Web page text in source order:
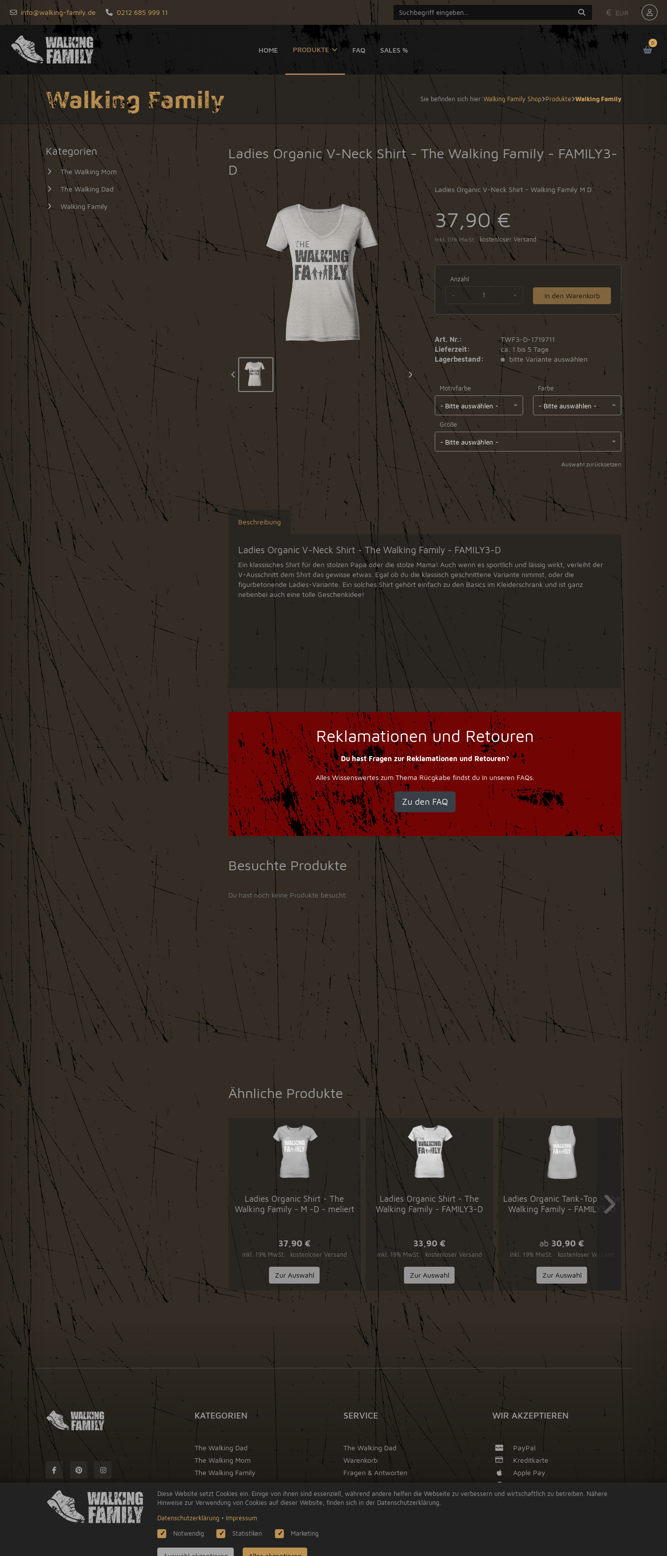
info@walking-family.de 0212 685 999 11 € EUR
HOME PRODUKTE FAQ SALES %
0
Walking Family Sie befinden sich hier:Walking Family Shop Produkte Walking Family
Kategorien
The Walking Mom
The Walking Dad
Walking Family
Ladies Organic V-Neck Shirt - The Walking Family - FAMILY3-
D
Ladies Organic V-Neck Shirt - Walking Family M D
37,90 €
inkl. 19% MwSt. kostenloser Versand
Anzahl
- + In den Warenkorb
Art. Nr.:
TWF3-D-1719711
Lieferzeit:
ca. 1 bis 5 Tage
Lagerbestand:
bitte Variante auswählen
Motivfarbe Farbe
Größe
Auswahl zurücksetzen
Beschreibung
Ladies Organic V-Neck Shirt - The Walking Family - FAMILY3-D
Ein klassisches Shirt für den stolzen Papa oder die stolze Mama! Auch wenn es sportlich und lässig wirkt, verleiht der
V-Ausschnitt dem Shirt das gewisse etwas. Egal ob du die klassisch geschnittene Variante nimmst, oder die
figurbetonende Ladies-Variante. Ein solches Shirt gehört einfach zu den Basics im Kleiderschrank und ist ganz
nebenbei auch eine tolle Geschenkidee!
Reklamationen und Retouren
Du hast Fragen zur Reklamationen und Retouren?
Alles Wissenswertes zum Thema Rücgkabe findst du In unseren FAQs.
Zu den FAQ
Besuchte Produkte
Du hast noch keine Produkte besucht.
Ähnliche Produkte
Ladies Organic Shirt - The
Walking Family - M -D - meliert
37,90 €
inkl. 19% MwSt. kostenloser Versand
Zur Auswahl
Ladies Organic Shirt - The
Walking Family - FAMILY3-D
33,90 €
inkl. 19% MwSt. kostenloser Versand
Zur Auswahl
Ladies Organic Tank-Top - The
Walking Family - FAMILY3-D
ab 30,90 €
inkl. 19% MwSt. kostenloser Versand
Zur Auswahl
KATEGORIEN
The Walking Dad
The Walking Mom
The Walking Family
SERVICE
The Walking Dad
Warenkorb
Fragen & Antworten
Impressum
AGB
WIR AKZEPTIEREN
PayPal
Kreditkarte
Apple Pay
Vorkasse
Diese Website setzt Cookies ein. Einige von ihnen sind essenziell, während andere helfen die Webseite zu verbessern und wirtschaftlich zu betreiben. Nähere
Hinweise zur Verwendung von Cookies auf dieser Website, finden sich in der Datenschutzerklärung.
Datenschutzerklärung • Impressum
Notwendig Statistiken Marketing